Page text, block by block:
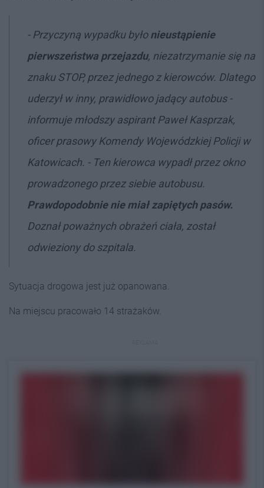
- Przyczyną wypadku byłonieustąpienie
pierwszeństwa przejazdu, niezatrzymanie się na
znaku STOP, przez jednego z kierowców. Dlatego
uderzył w inny, prawidłowo jadący autobus -
informuje młodszy aspirant Paweł Kasprzak,
oficer prasowy Komendy Wojewódzkiej Policji w
Katowicach. - Ten kierowca wypadł przez okno
prowadzonego przez siebie autobusu.
Prawdopodobnie nie miał zapiętych pasów.
Doznał poważnych obrażeń ciała, został
odwieziony do szpitala.
Sytuacja drogowa jest już opanowana.
Na miejscu pracowało 14 strażaków.